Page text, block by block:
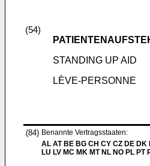
(54)
STANDING UP AID
LÈVE-PERSONNE
(84) Benannte Vertragsstaaten:
AL AT BE BG CH CY CZ DE DK
LU LV MC MK MT NL NO PL PT